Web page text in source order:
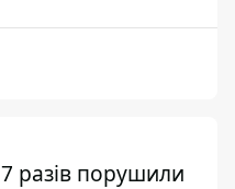
разів порушили